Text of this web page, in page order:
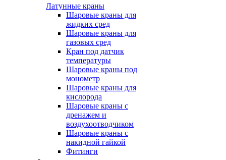
Латунные краны
Шаровые краны для
жидких сред
Шаровые краны для
газовых сред
Кран под датчик
температуры
Шаровые краны под
монометр
Шаровые краны для
кислорода
Шаровые краны с
дренажем и
воздухоотводчиком
Шаровые краны с
накидной гайкой
Фитинги